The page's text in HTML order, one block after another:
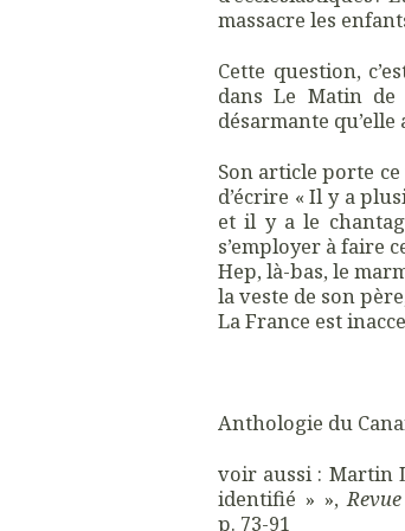
massacre les
Cette question,
dans Le Matin
désarmante
Son article porte
d’écrire « Il y a
et il y a le
s’employer à faire
Hep, là-bas, le
la veste de son
La France est
Anthologie du
voir aussi : Martin
identifié » »,
p. 73-91